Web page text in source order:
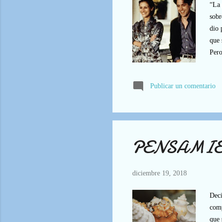
“La
dio
que
Publicar un comentario
diciembre 19, 2018
que